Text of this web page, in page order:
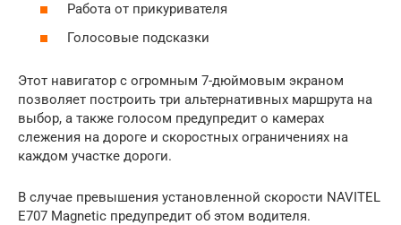
Работа от прикуривателя
Голосовые подсказки
Этот навигатор с огромным 7-дюймовым экраном
позволяет построить три альтернативных маршрута на
выбор, а также голосом предупредит о камерах
слежения на дороге и скоростных ограничениях на
каждом участке дороги.
В случае превышения установленной скорости NAVITEL
E707 Magnetic предупредит об этом водителя.